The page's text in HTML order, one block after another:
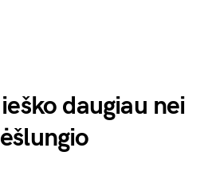
daugiau nei